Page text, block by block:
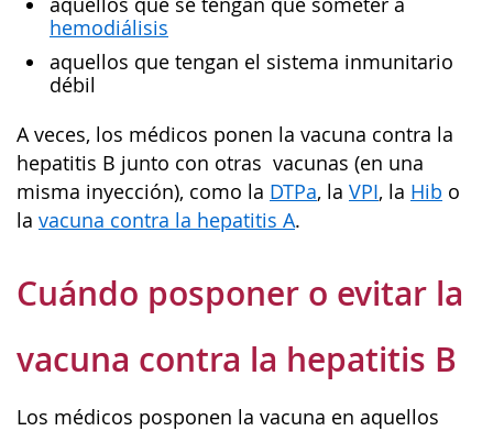
hemodiálisis
aquellos que tengan el sistema inmunitario
débil
A veces, los médicos ponen la vacuna contra la
hepatitis B junto con otras vacunas (en una
misma inyección), como la DTPa, la VPI, la Hib o
la vacuna contra la hepatitis A.
Cuándo posponer o evitar la
vacuna contra la hepatitis B
Los médicos posponen la vacuna en aquellos